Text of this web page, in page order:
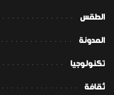
الطقس
المدونة
تكنولوجيا
ثقافة